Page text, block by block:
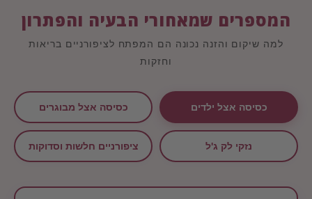
המספרים שמאחורי הבעיה והפתרון
למה שיקום והזנה נכונה הם המפתח לציפורניים בריאות
וחזקות
כסיסה אצל ילדים כסיסה אצל מבוגרים
נזקי לק ג'ל ציפורניים חלשות וסדוקות